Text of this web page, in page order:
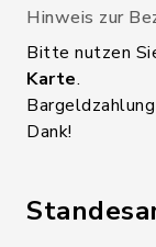
Hinweis zur
Bitte nutzen
Karte.
Dank!